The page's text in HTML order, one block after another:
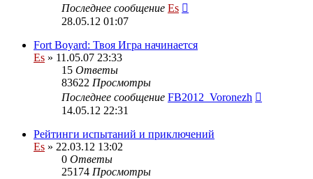
Последнее сообщение Es
28.05.12 01:07
Fort Boyard: Твоя Игра начинается
Es » 11.05.07 23:33
15 Ответы
83622 Просмотры
Последнее сообщение FB2012_Voronezh
14.05.12 22:31
Рейтинги испытаний и приключений
Es » 22.03.12 13:02
0 Ответы
25174 Просмотры